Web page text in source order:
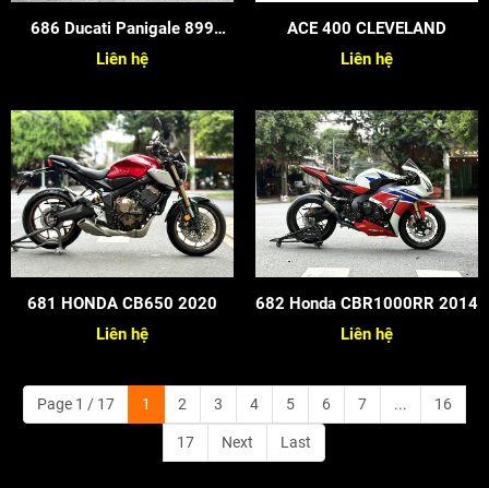
686 Ducati Panigale 899
2015
Liên hệ
ACE 400 CLEVELAND
Liên hệ
681 HONDA CB650 2020
Liên hệ
682 Honda CBR1000RR 2014
Liên hệ
Page 1 / 17 1 2 3 4 5 6 7 ... 16
17 Next Last